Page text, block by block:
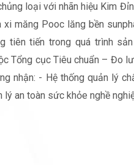
loại với nhãn hiệu Kim
măng Pooc lăng bền
tiên tiến trong quá trình
Tổng cục Tiêu chuẩn – Đo
nhận: - Hệ thống quản lý
an toàn sức khỏe nghề